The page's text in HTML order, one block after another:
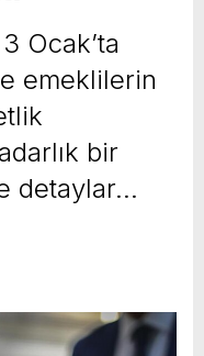
Ocak’ta
emeklilerin
bir
detaylar…